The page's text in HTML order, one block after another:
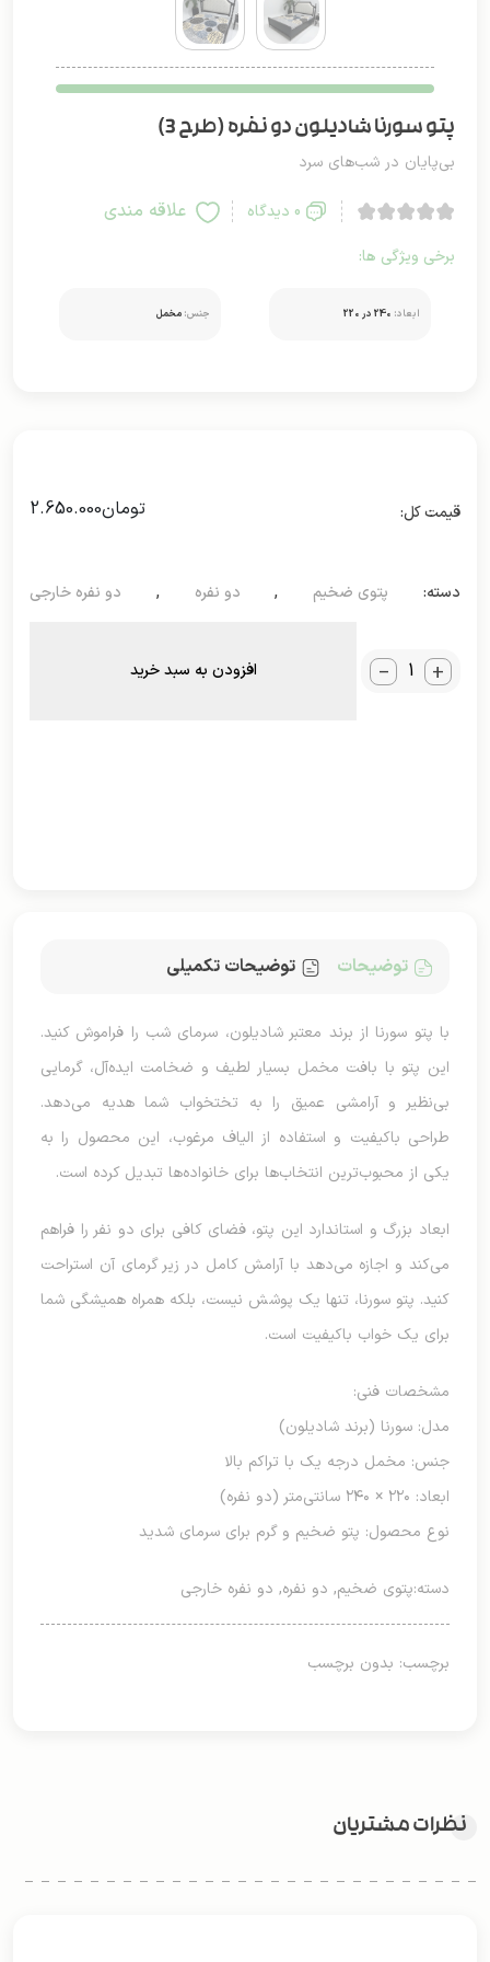
پتو سورنا شادیلون دو نفره (طرح 3)
بی‌پایان در شب‌های سرد
0 دیدگاه علاقه مندی
برخی ویژگی ها:
ابعاد: 240 در 220 جنس: مخمل
تومان2.650.000
دسته: پتوی ضخیم , دو نفره , دو نفره خارجی
_ + افزودن به سبد خرید
توضیحات توضیحات تکمیلی
با پتو سورنا از برند معتبر شادیلون، سرمای شب را فراموش کنید.
این پتو با بافت مخمل بسیار لطیف و ضخامت ایده‌آل، گرمایی
بی‌نظیر و آرامشی عمیق را به تختخواب شما هدیه می‌دهد.
طراحی باکیفیت و استفاده از الیاف مرغوب، این محصول را به
یکی از محبوب‌ترین انتخاب‌ها برای خانواده‌ها تبدیل کرده است.
ابعاد بزرگ و استاندارد این پتو، فضای کافی برای دو نفر را فراهم
می‌کند و اجازه می‌دهد با آرامش کامل در زیر گرمای آن استراحت
کنید. پتو سورنا، تنها یک پوشش نیست، بلکه همراه همیشگی شما
برای یک خواب باکیفیت است.
مشخصات فنی:
مدل: سورنا (برند شادیلون)
جنس: مخمل درجه یک با تراکم بالا
ابعاد: ۲۲۰ × ۲۴۰ سانتی‌متر (دو نفره)
نوع محصول: پتو ضخیم و گرم برای سرمای شدید
دسته:پتوی ضخیم, دو نفره, دو نفره خارجی
برچسب: بدون برچسب
نظرات مشتریان